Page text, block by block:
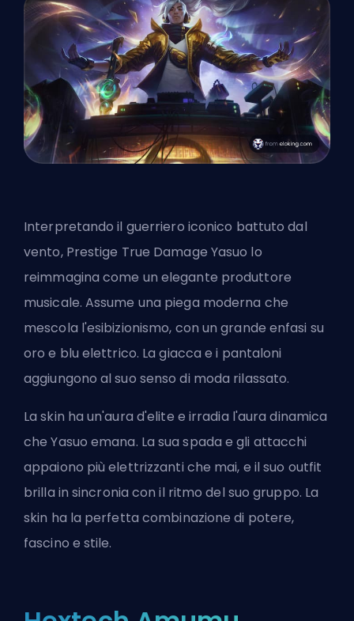
Interpretando il guerriero iconico battuto dal
vento, Prestige True Damage Yasuo lo
reimmagina come un elegante produttore
musicale. Assume una piega moderna che
mescola l'esibizionismo, con un grande enfasi su
oro e blu elettrico. La giacca e i pantaloni
aggiungono al suo senso di moda rilassato.
La skin ha un'aura d'elite e irradia l'aura dinamica
che Yasuo emana. La sua spada e gli attacchi
appaiono più elettrizzanti che mai, e il suo outfit
brilla in sincronia con il ritmo del suo gruppo. La
skin ha la perfetta combinazione di potere,
fascino e stile.